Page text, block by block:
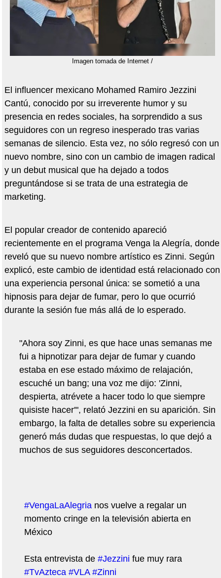
Imagen tomada de Internet /
El influencer mexicano Mohamed Ramiro Jezzini
Cantú, conocido por su irreverente humor y su
presencia en redes sociales, ha sorprendido a sus
seguidores con un regreso inesperado tras varias
semanas de silencio. Esta vez, no sólo regresó con un
nuevo nombre, sino con un cambio de imagen radical
y un debut musical que ha dejado a todos
preguntándose si se trata de una estrategia de
marketing.
El popular creador de contenido apareció
recientemente en el programa Venga la Alegría, donde
reveló que su nuevo nombre artístico es Zinni. Según
explicó, este cambio de identidad está relacionado con
una experiencia personal única: se sometió a una
hipnosis para dejar de fumar, pero lo que ocurrió
durante la sesión fue más allá de lo esperado.
"Ahora soy Zinni, es que hace unas semanas me
fui a hipnotizar para dejar de fumar y cuando
estaba en ese estado máximo de relajación,
escuché un bang; una voz me dijo: 'Zinni,
despierta, atrévete a hacer todo lo que siempre
quisiste hacer'", relató Jezzini en su aparición. Sin
embargo, la falta de detalles sobre su experiencia
generó más dudas que respuestas, lo que dejó a
muchos de sus seguidores desconcertados.
#VengaLaAlegrianos vuelve a regalar un
momento cringe en la televisión abierta en
México
Esta entrevista de #Jezzini fue muy rara
#TvAzteca #VLA #Zinni